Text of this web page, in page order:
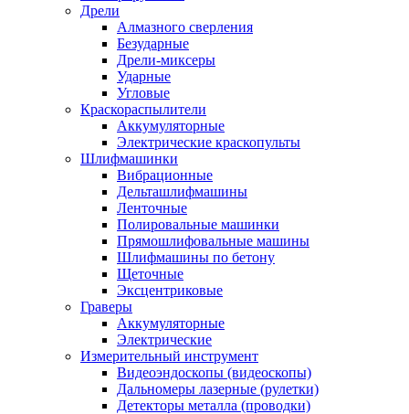
Дрели
Алмазного сверления
Безударные
Дрели-миксеры
Ударные
Угловые
Краскораспылители
Аккумуляторные
Электрические краскопульты
Шлифмашинки
Вибрационные
Дельташлифмашины
Ленточные
Полировальные машинки
Прямошлифовальные машины
Шлифмашины по бетону
Щеточные
Эксцентриковые
Граверы
Аккумуляторные
Электрические
Измерительный инструмент
Видеоэндоскопы (видеоскопы)
Дальномеры лазерные (рулетки)
Детекторы металла (проводки)